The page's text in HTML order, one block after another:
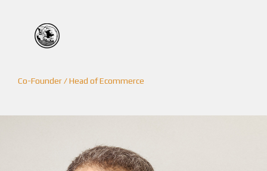
Co-Founder / Head of Ecommerce